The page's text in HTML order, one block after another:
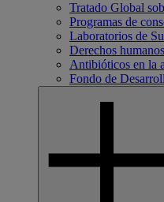
Tratado Global
Programas de
Laboratorios de
Derechos
Antibióticos en la
Fondo de